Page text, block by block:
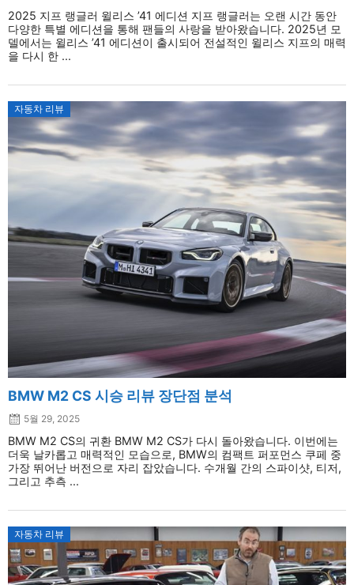
2025 지프 랭글러 윌리스 ’41 에디션 지프 랭글러는 오랜 시간 동안
다양한 특별 에디션을 통해 팬들의 사랑을 받아왔습니다. 2025년 모
델에서는 윌리스 ’41 에디션이 출시되어 전설적인 윌리스 지프의 매력
을 다시 한 ...
자동차 리뷰
BMW M2 CS 시승 리뷰 장단점 분석
5월 29, 2025
BMW M2 CS의 귀환 BMW M2 CS가 다시 돌아왔습니다. 이번에는
더욱 날카롭고 매력적인 모습으로, BMW의 컴팩트 퍼포먼스 쿠페 중
가장 뛰어난 버전으로 자리 잡았습니다. 수개월 간의 스파이샷, 티저,
그리고 추측 ...
자동차 리뷰